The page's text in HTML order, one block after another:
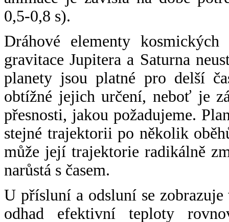
0,5-0,8 s).
Dráhové elementy
gravitace Jupitera a Saturna
planety jsou platné pro delší
obtížné jejich určení, neboť je
přesnosti, jakou požadujeme.
stejné trajektorii po několik
může její trajektorie radikálně
narůstá s časem.
U přísluní a odsluní se
odhad efektivní teploty